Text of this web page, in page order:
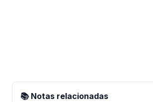
📚 Notas relacionadas